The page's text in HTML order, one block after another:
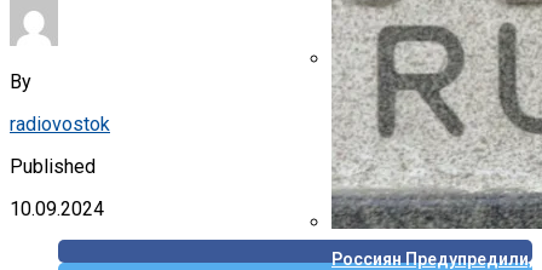
Canon Выпустила
Собственных
Россиян
By
radiovostok
Published
10.09.2024